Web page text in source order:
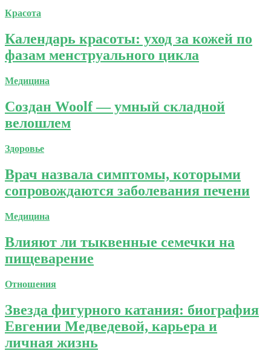
Красота
Календарь красоты: уход за кожей по
фазам менструального цикла
Медицина
Создан Woolf — умный складной
велошлем
Здоровье
Врач назвала симптомы, которыми
сопровождаются заболевания печени
Медицина
Влияют ли тыквенные семечки на
пищеварение
Отношения
Звезда фигурного катания: биография
Евгении Медведевой, карьера и
личная жизнь